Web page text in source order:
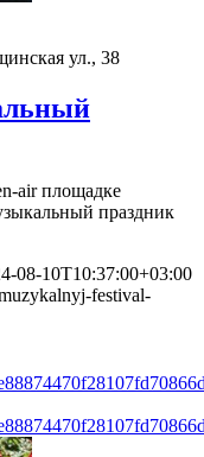
ул., 38
air площадке
праздник
08-10T10:37:00+03:00
festival-